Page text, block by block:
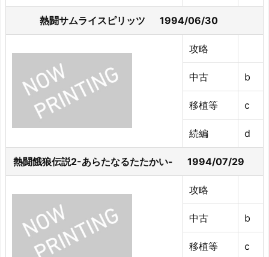
熱闘サムライスピリッツ 1994/06/30
攻略
中古 b
移植等 c
続編 d
熱闘餓狼伝説2-あらたなるたたかい- 1994/07/29
攻略
中古 b
移植等 c